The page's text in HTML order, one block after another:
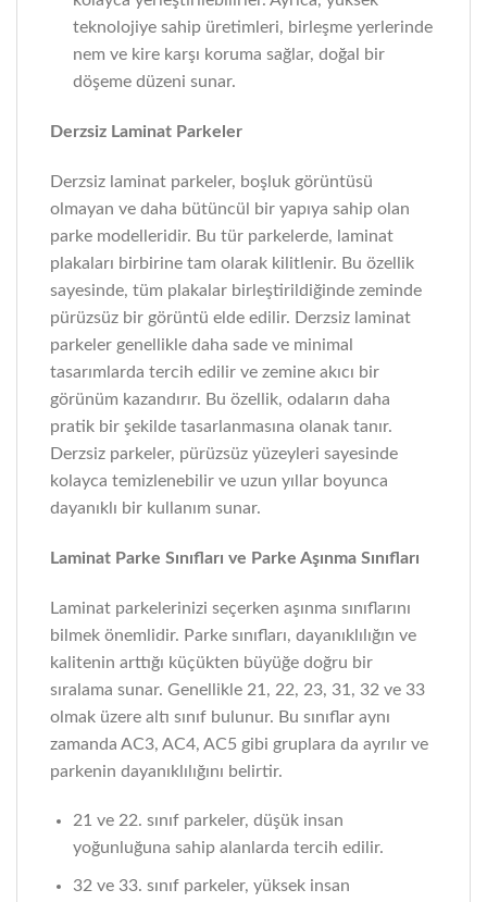
teknolojiye sahip üretimleri, birleşme yerlerinde
nem ve kire karşı koruma sağlar, doğal bir
döşeme düzeni sunar.
Derzsiz Laminat Parkeler
Derzsiz laminat parkeler, boşluk görüntüsü
olmayan ve daha bütüncül bir yapıya sahip olan
parke modelleridir. Bu tür parkelerde, laminat
plakaları birbirine tam olarak kilitlenir. Bu özellik
sayesinde, tüm plakalar birleştirildiğinde zeminde
pürüzsüz bir görüntü elde edilir. Derzsiz laminat
parkeler genellikle daha sade ve minimal
tasarımlarda tercih edilir ve zemine akıcı bir
görünüm kazandırır. Bu özellik, odaların daha
pratik bir şekilde tasarlanmasına olanak tanır.
Derzsiz parkeler, pürüzsüz yüzeyleri sayesinde
kolayca temizlenebilir ve uzun yıllar boyunca
dayanıklı bir kullanım sunar.
Laminat Parke Sınıfları ve Parke Aşınma Sınıfları
Laminat parkelerinizi seçerken aşınma sınıflarını
bilmek önemlidir. Parke sınıfları, dayanıklılığın ve
kalitenin arttığı küçükten büyüğe doğru bir
sıralama sunar. Genellikle 21, 22, 23, 31, 32 ve 33
olmak üzere altı sınıf bulunur. Bu sınıflar aynı
zamanda AC3, AC4, AC5 gibi gruplara da ayrılır ve
parkenin dayanıklılığını belirtir.
21 ve 22. sınıf parkeler, düşük insan
yoğunluğuna sahip alanlarda tercih edilir.
32 ve 33. sınıf parkeler, yüksek insan